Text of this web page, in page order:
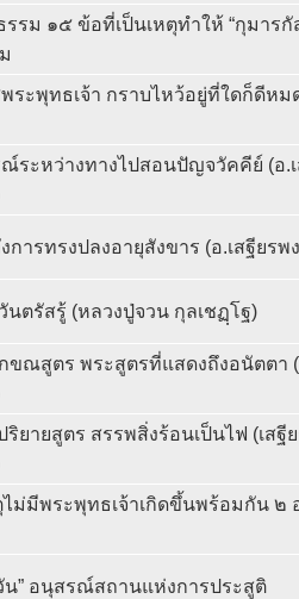
รม ๑๕ ข้อที่เป็นเหตุทำให้ “กุมารกั
พระพุทธเจ้า กราบไหว้อยู่ที่ใดก็ดีหม
ณ์ระหว่างทางไปสอนปัญจวัคคีย์ (อ.
การทรงปลงอายุสังขาร (อ.เสฐียร
นตรัสรู้ (หลวงปู่จวน กุลเชฏฺโฐ)
ขณสูตร พระสูตรที่แสดงถึงอนัตตา (
ริยายสูตร สรรพสิ่งร้อนเป็นไฟ (เสฐี
ไม่มีพระพุทธเจ้าเกิดขึ้นพร้อมกัน ๒
น” อนุสรณ์สถานแห่งการประสูติ